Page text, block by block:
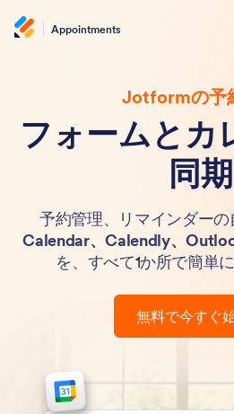
Appointments
Jotformの予
フォームとカ
同期
予約管理、リマインダー
Calendar、Calendly、
を、すべて1か所で簡単
無料で今すぐ